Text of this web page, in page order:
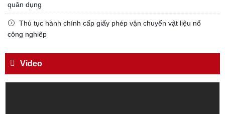
quân dụng
Thủ tục hành chính cấp giấy phép vận chuyển vật liệu nổ
công nghiêp
Video